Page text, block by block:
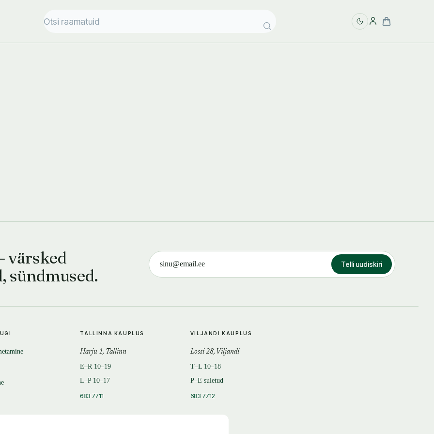
värsked
sündmused.
Telli uudiskiri
TALLINNA KAUPLUS
Harju 1, Tallinn
E–R 10–19
L–P 10–17
683 7711
VILJANDI KAUPLUS
Lossi 28, Viljandi
T–L 10–18
P–E suletud
683 7712